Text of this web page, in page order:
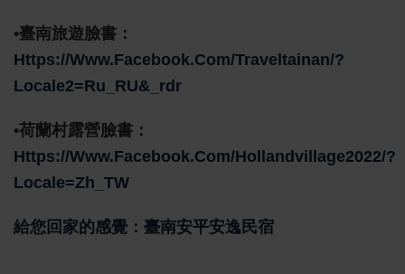
•臺南旅遊臉書：
Https://www.facebook.com/traveltainan/?
Locale2=ru_RU&_rdr
•荷蘭村露營臉書：
Https://www.facebook.com/hollandvillage2022/?
Locale=zh_TW
給您回家的感覺 ： 臺南安平安逸民宿